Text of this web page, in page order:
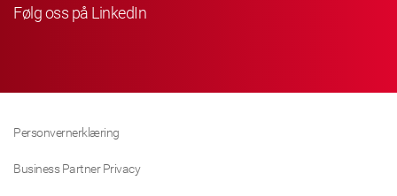
Følg oss på LinkedIn
Personvernerklæring
Business Partner Privacy